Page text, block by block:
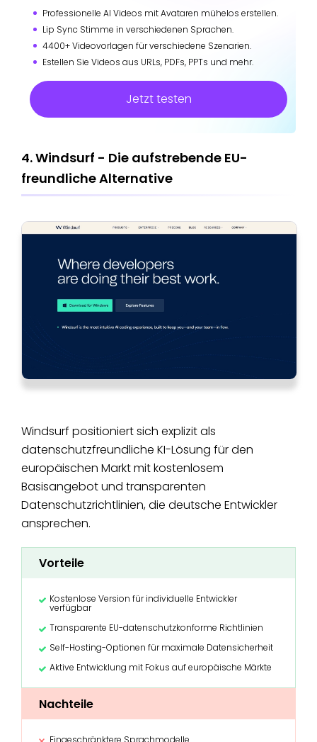
Professionelle AI Videos mit Avataren mühelos erstellen.
Lip Sync Stimme in verschiedenen Sprachen.
4400+ Videovorlagen für verschiedene Szenarien.
Estellen Sie Videos aus URLs, PDFs, PPTs und mehr.
Jetzt testen
4. Windsurf - Die aufstrebende EU-
freundliche Alternative
Windsurf positioniert sich explizit als
datenschutzfreundliche KI-Lösung für den
europäischen Markt mit kostenlosem
Basisangebot und transparenten
Datenschutzrichtlinien, die deutsche Entwickler
ansprechen.
Vorteile
Kostenlose Version für individuelle Entwickler
verfügbar
Transparente EU-datenschutzkonforme Richtlinien
Self-Hosting-Optionen für maximale Datensicherheit
Aktive Entwicklung mit Fokus auf europäische Märkte
Nachteile
Eingeschränktere Sprachmodelle